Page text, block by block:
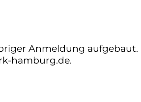
Anmeldung aufgebaut.
hamburg.de.